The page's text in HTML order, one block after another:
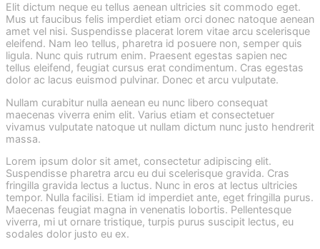
Elit dictum neque eu tellus aenean ultricies sit commodo eget.
Mus ut faucibus felis imperdiet etiam orci donec natoque aenean
amet vel nisi. Suspendisse placerat lorem vitae arcu scelerisque
eleifend. Nam leo tellus, pharetra id posuere non, semper quis
ligula. Nunc quis rutrum enim. Praesent egestas sapien nec
tellus eleifend, feugiat cursus erat condimentum. Cras egestas
dolor ac lacus euismod pulvinar. Donec et arcu vulputate.
Nullam curabitur nulla aenean eu nunc libero consequat
maecenas viverra enim elit. Varius etiam et consectetuer
vivamus vulputate natoque ut nullam dictum nunc justo hendrerit
massa.
Lorem ipsum dolor sit amet, consectetur adipiscing elit.
Suspendisse pharetra arcu eu dui scelerisque gravida. Cras
fringilla gravida lectus a luctus. Nunc in eros at lectus ultricies
tempor. Nulla facilisi. Etiam id imperdiet ante, eget fringilla purus.
Maecenas feugiat magna in venenatis lobortis. Pellentesque
viverra, mi ut ornare tristique, turpis purus suscipit lectus, eu
sodales dolor justo eu ex.